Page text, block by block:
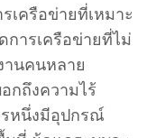
เครือข่ายที่เหมาะ
ารเครือข่ายที่ไม่
านคนหลาย
กถึงความไร้
หนึ่งมีอุปกรณ์